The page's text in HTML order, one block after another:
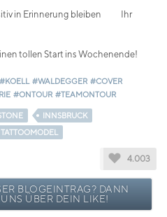
in Erinnerung bleiben
Ihr
tollen Start ins Wochenende!
#KOELL #WALDEGGER #COVER
#ONTOUR #TEAMONTOUR
INNSBRUCK
TATTOOMODEL
4.003
BLOGEINTRAG? DANN
ÜBER DEIN LIKE!